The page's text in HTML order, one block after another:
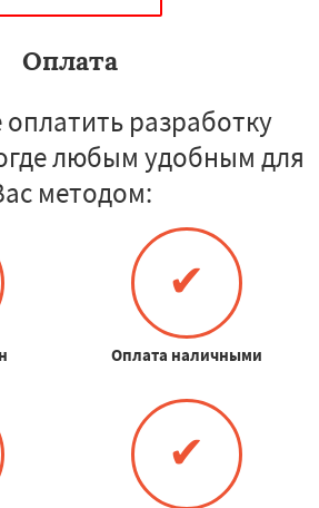
Оплата
разработку
любым удобным для
методом:
✔
Оплата наличными
✔